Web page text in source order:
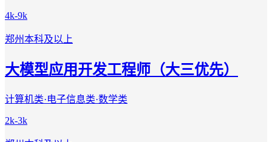
4k-9k
郑州本科及以上
大模型应用开发工程师（大三优先）
计算机类·电子信息类·数学类
2k-3k